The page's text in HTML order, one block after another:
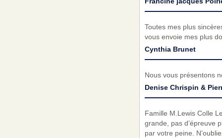
Toutes mes plus
vous envoie mes plus
Cynthia Brunet
Nous vous présentons
Denise Chrispin &
Famille M.Lewis Colle
grande, pas d’épreuve
par votre peine.